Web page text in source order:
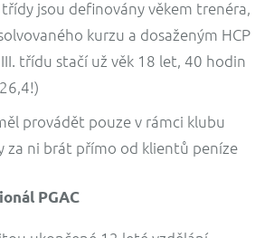
jsou definovány věkem trenéra,
kurzu a dosaženým HCP
třídu stačí už věk 18 let, 40 hodin
provádět pouze v rámci klubu
za ni brát přímo od klientů peníze
PGAC